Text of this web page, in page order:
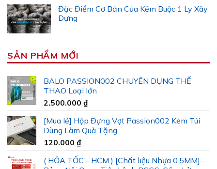
Đặc Điểm Cơ Bản Của Kẽm Buộc 1 Ly Xây
Dựng
SẢN PHẨM MỚI
BALO PASSION002 CHUYÊN DỤNG THỂ
THAO Loại lớn
2.500.000 ₫
[Mua lẻ] Hộp Đựng Vợt Passion002 Kèm Túi
Dùng Làm Quà Tặng
120.000 ₫
( HỎA TỐC - HCM ) [Chất liệu Nhựa 0.5MM]-